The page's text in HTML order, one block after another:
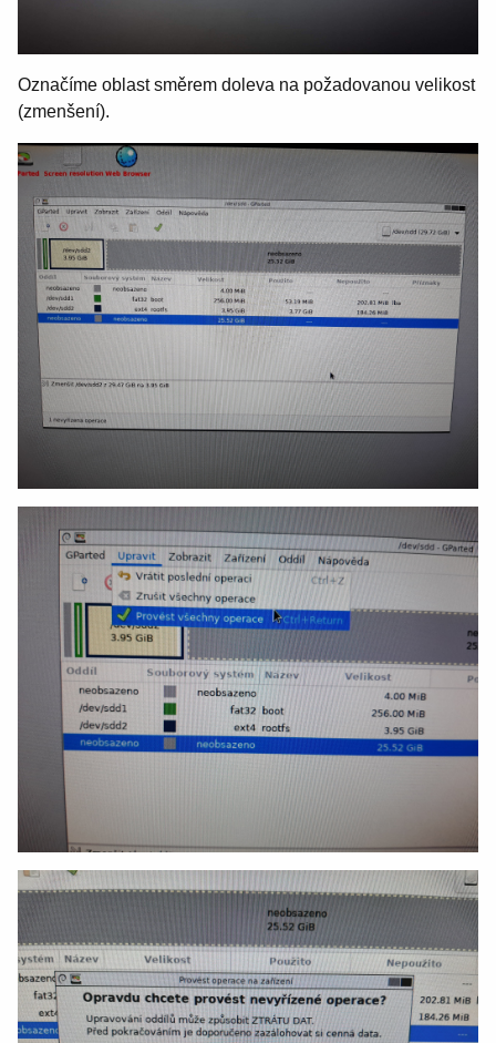
Označíme oblast směrem doleva na požadovanou velikost
(zmenšení).